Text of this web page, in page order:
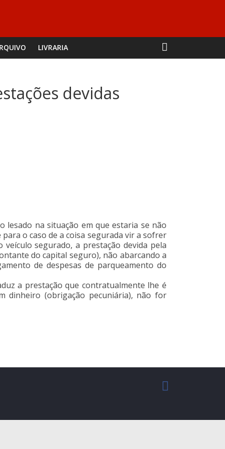
LIVRARIA
devidas
na situação em que estaria se não
o caso de a coisa segurada vir a sofrer
segurado, a prestação devida pela
do capital seguro), não abarcando a
de despesas de parqueamento do
a prestação que contratualmente lhe é
dinheiro (obrigação pecuniária), não for